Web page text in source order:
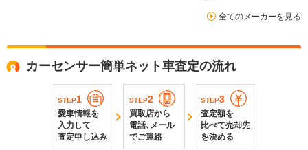
全てのメーカーを見る
カーセンサー簡単ネット車査定の流れ
STEP1
愛車情報を
入力して
査定申し込み
STEP2
買取店から
電話､メール
でご連絡
STEP3
査定額を
比べて売却先
を決める